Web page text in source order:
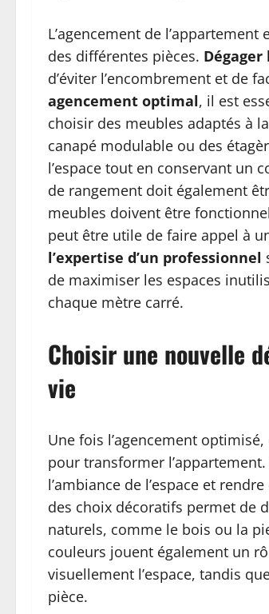
L’agencement de
des différentes pièces. Dégager
d’éviter l’encombrement et de
agencement optimal, il est
choisir des meubles adaptés à
canapé modulable ou des
l’espace tout en conservant un
de rangement doit également
meubles doivent être
peut être utile de faire appel à
l’expertise d’un professionnel
de maximiser les espaces
chaque mètre carré.
Choisir une nouvelle
vie
Une fois l’agencement
pour transformer
l’ambiance de l’espace et
des choix décoratifs permet de
naturels, comme le bois ou la
couleurs jouent également un
visuellement l’espace, tandis
pièce.